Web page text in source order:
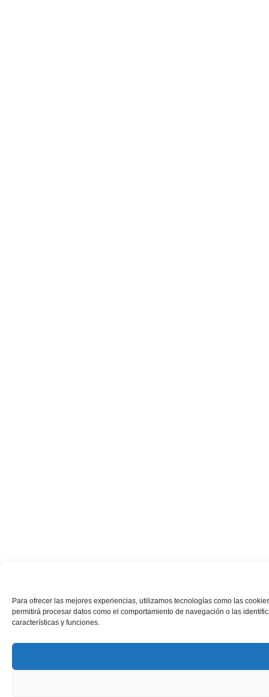
Para ofrecer las mejores experiencias, utilizamos tecnologías como las
permitirá procesar datos como el comportamiento de navegación o las
características y funciones.